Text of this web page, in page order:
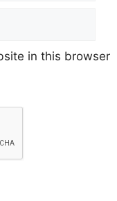
in this browser